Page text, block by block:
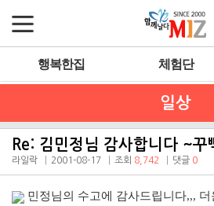
행복한집 체험단
일상
Re: 김민정님 감사합니다 ~꾸
라일락 2001-08-17 조회 8,742 댓글 0
민정님의 수고에 감사드립니다,,, 더